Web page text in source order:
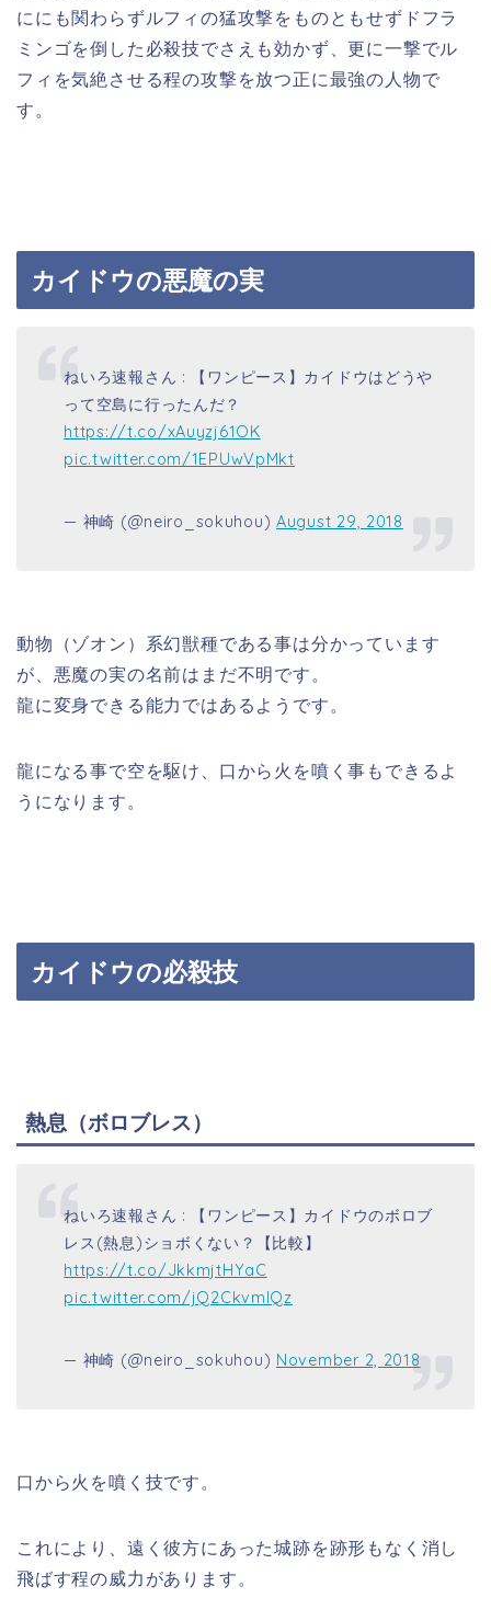
ににも関わらずルフィの猛攻撃をものともせずドフラ
ミンゴを倒した必殺技でさえも効かず、更に一撃でル
フィを気絶させる程の攻撃を放つ正に最強の人物で
す。
カイドウの悪魔の実
ねいろ速報さん : 【ワンピース】カイドウはどうや
って空島に行ったんだ？
https://t.co/xAuyzj61OK
pic.twitter.com/1EPUwVpMkt
— 神崎 (@neiro_sokuhou)August 29, 2018
動物（ゾオン）系幻獣種である事は分かっています
が、悪魔の実の名前はまだ不明です。
龍に変身できる能力ではあるようです。
龍になる事で空を駆け、口から火を噴く事もできるよ
うになります。
カイドウの必殺技
熱息（ボロブレス）
ねいろ速報さん : 【ワンピース】カイドウのボロブ
レス(熱息)ショボくない？【比較】
https://t.co/JkkmjtHYaC
pic.twitter.com/jQ2CkvmIQz
— 神崎 (@neiro_sokuhou) November 2, 2018
口から火を噴く技です。
これにより、遠く彼方にあった城跡を跡形もなく消し
飛ばす程の威力があります。